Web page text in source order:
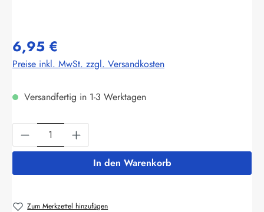
6,95 €
Preise inkl. MwSt. zzgl. Versandkosten
Versandfertig in 1-3 Werktagen
Produkt Anzahl: Gib den gewünschten
In den Warenkorb
Zum Merkzettel hinzufügen